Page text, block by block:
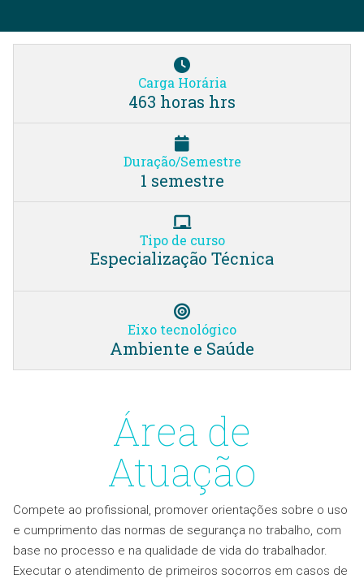
Carga Horária
463 horas hrs
Duração/Semestre
1 semestre
Tipo de curso
Especialização Técnica
Eixo tecnológico
Ambiente e Saúde
Área de
Atuação
Compete ao profissional, promover orientações sobre o uso
e cumprimento das normas de segurança no trabalho, com
base no processo e na qualidade de vida do trabalhador.
Executar o atendimento de primeiros socorros em casos de